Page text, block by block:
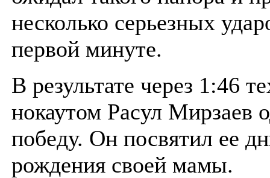
несколько серьезных
первой минуте.
В результате через 1:46
нокаутом Расул Мирзаев
победу. Он посвятил ее
рождения своей мамы.